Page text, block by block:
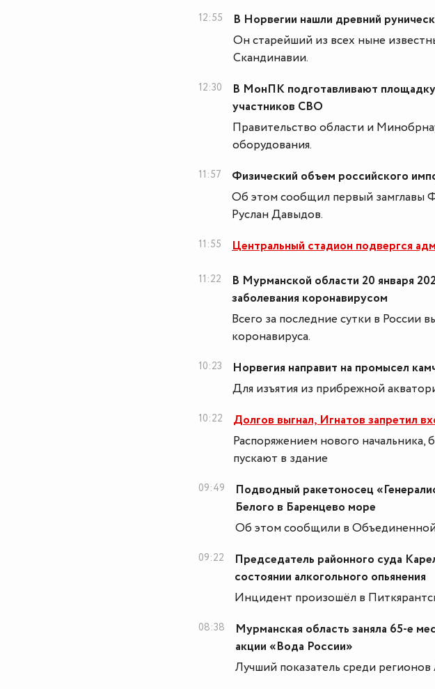
12:55
В Норвегии нашли древний
Он старейший из всех ныне
Скандинавии.
12:30
В МонПК подготавливают площадку
участников СВО
Правительство области и
оборудования.
11:57
Физический объем российского
Об этом сообщил первый замглавы
Руслан Давыдов.
11:55 Центральный стадион подвергся
11:22
В Мурманской области 20 января
заболевания коронавирусом
Всего за последние сутки в России
коронавируса.
10:23
Норвегия направит на промысел
Для изъятия из прибрежной
10:22
Долгов выгнал, Игнатов запретил
Распоряжением нового
пускают в здание
09:49
Подводный ракетоносец
Белого в Баренцево море
Об этом сообщили в
09:22
Председатель районного суда
состоянии алкогольного опьянения
Инцидент произошёл в
08:38
Мурманская область заняла 65-е
акции «Вода России»
Лучший показатель среди